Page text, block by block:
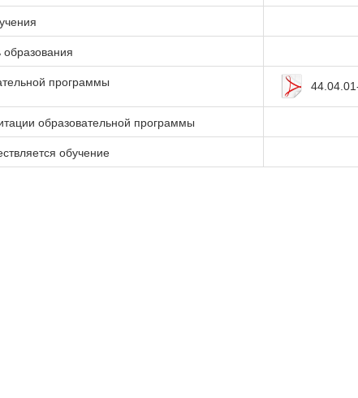
программы
образовательной программы
обучение